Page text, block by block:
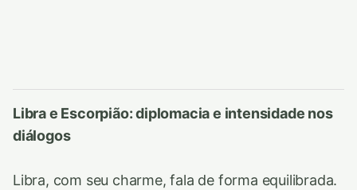
Libra e Escorpião: diplomacia e intensidade nos
diálogos
Libra, com seu charme, fala de forma equilibrada.